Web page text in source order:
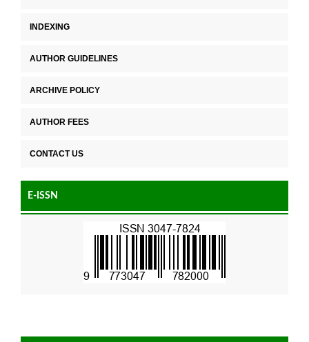
INDEXING
AUTHOR GUIDELINES
ARCHIVE POLICY
AUTHOR FEES
CONTACT US
E-ISSN